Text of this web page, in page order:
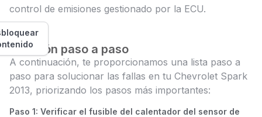
control de emisiones gestionado por la ECU.
Solución paso a paso
A continuación, te proporcionamos una lista paso a
paso para solucionar las fallas en tu Chevrolet Spark
2013, priorizando los pasos más importantes:
Paso 1: Verificar el fusible del calentador del sensor de